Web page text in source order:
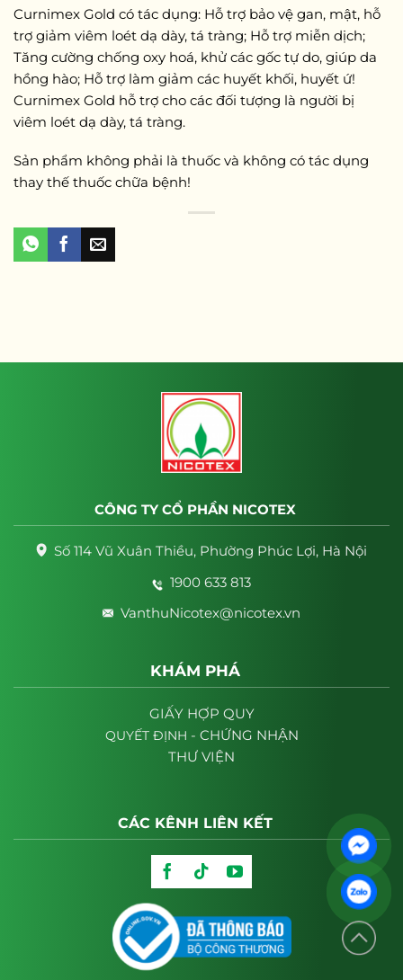
Curnimex Gold có tác dụng: Hỗ trợ bảo vệ gan, mật, hỗ
trợ giảm viêm loét dạ dày, tá tràng; Hỗ trợ miễn dịch;
Tăng cường chống oxy hoá, khử các gốc tự do, giúp da
hồng hào; Hỗ trợ làm giảm các huyết khối, huyết ứ!
Curnimex Gold hỗ trợ cho các đối tượng là người bị
viêm loét dạ dày, tá tràng.
Sản phẩm không phải là thuốc và không có tác dụng
thay thế thuốc chữa bệnh!
CÔNG TY CỔ PHẦN NICOTEX
Số 114 Vũ Xuân Thiều, Phường Phúc Lợi, Hà Nội
1900 633 813
VanthuNicotex@nicotex.vn
KHÁM PHÁ
GIẤY HỢP QUY
QUYẾT ĐỊNH - CHỨNG NHẬN
THƯ VIỆN
CÁC KÊNH LIÊN KẾT